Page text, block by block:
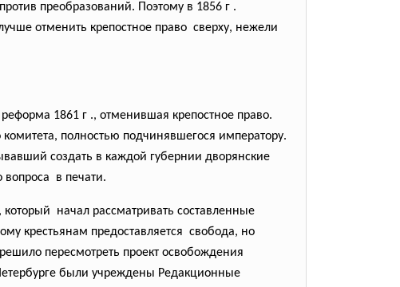
преобразований. Поэтому в 1856 г .
отменить крепостное право сверху, нежели
1861 г ., отменившая крепостное право.
полностью подчинявшегося императору.
создать в каждой губернии дворянские
в печати.
начал рассматривать составленные
крестьянам предоставляется свобода, но
пересмотреть проект освобождения
были учреждены Редакционные